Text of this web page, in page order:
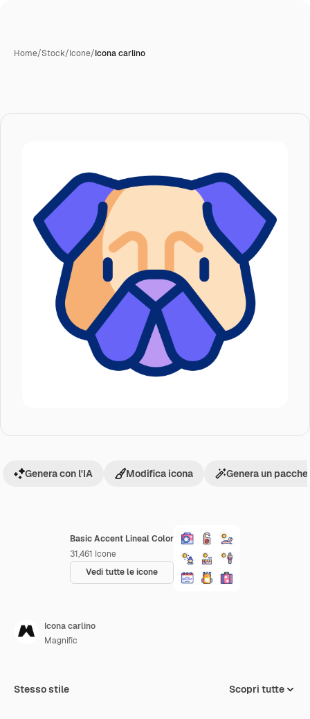
Home/Stock/Icone/Icona carlino
Basic Accent Lineal Color
31,461 Icone
Vedi tutte le icone
Genera con l'IA Modifica icona Genera un
Icona carlino
Magnific
Stesso stile Scopri tutte